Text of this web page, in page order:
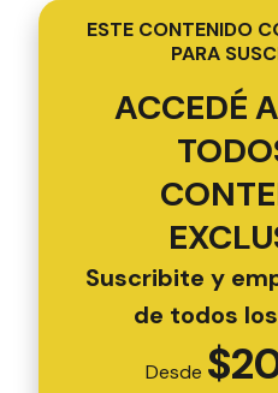
ESTE CONTENIDO
PARA
ACCEDÉ
Suscribite y
de todos
Desde $